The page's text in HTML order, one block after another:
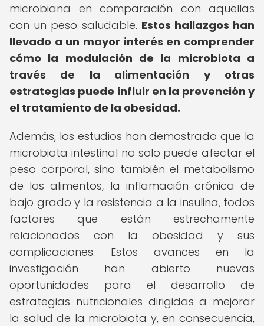
microbiana en comparación con aquellas
con un peso saludable. Estos hallazgos han
llevado a un mayor interés en comprender
cómo la modulación de la microbiota a
través de la alimentación y otras
estrategias puede influir en la prevención y
el tratamiento de la obesidad.
Además, los estudios han demostrado que la
microbiota intestinal no solo puede afectar el
peso corporal, sino también el metabolismo
de los alimentos, la inflamación crónica de
bajo grado y la resistencia a la insulina, todos
factores que están estrechamente
relacionados con la obesidad y sus
complicaciones. Estos avances en la
investigación han abierto nuevas
oportunidades para el desarrollo de
estrategias nutricionales dirigidas a mejorar
la salud de la microbiota y, en consecuencia,